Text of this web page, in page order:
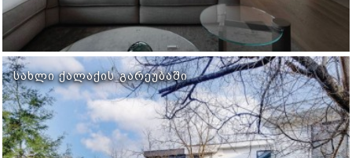
ᲡᲐᲮᲚᲘ ᲥᲐᲚᲐᲥᲘᲡ ᲒᲐᲠᲔᲣᲑᲐᲨᲘ